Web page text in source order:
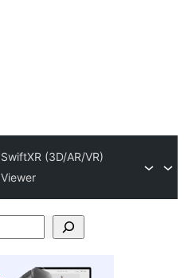
SwiftXR (3D/AR/VR)
Viewer